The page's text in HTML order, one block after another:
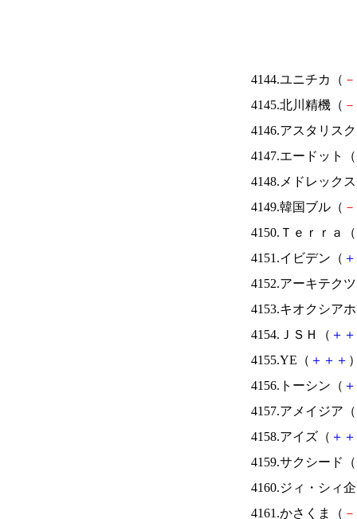
4144.ユニチカ（ －
4145.北川精機（ －
4146.アスタリス
4147.エードット（
4148.メドレック
4149.韓国ブル（ －
4150.Ｔｅｒｒａ（
4151.イビデン（ ＋
4152.アーキテク
4153.キオクシア
4154.ＪＳＨ（ ＋ ＋
4155.YE（ ＋ ＋ ＋
4156.トーシン（ ＋
4157.アメイジア（
4158.アイズ（ ＋ ＋
4159.サクシード（
4160.ジィ・シィ
4161.かさくま（ －